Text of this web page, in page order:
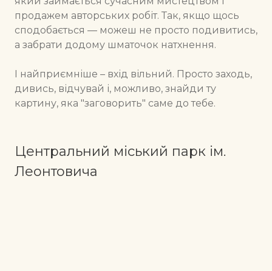
продажем авторських робіт. Так, якщо щось
сподобається — можеш не просто подивитись,
а забрати додому шматочок натхнення.
І найприємніше – вхід вільний. Просто заходь,
дивись, відчувай і, можливо, знайди ту
картину, яка "заговорить" саме до тебе.
Центральний міський парк ім.
Леонтовича